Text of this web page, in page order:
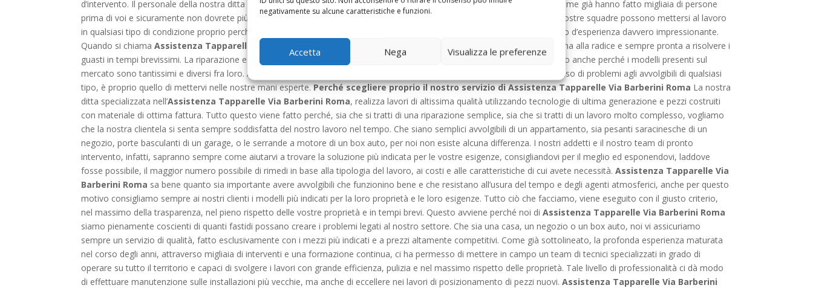
negativamente su alcune caratteristiche e funzioni.
Accetta Nega Visualizza le preferenze
d’intervento. Il personale della nostra ditta è in grado di riparare qualsiasi tipo di guasto. Affidatevi alle nostre mani capaci come già hanno fatto migliaia di persone
prima di voi e sicuramente non dovrete più preoccuparvi di questo tipo di problemi. Che sia notte fonda o giorno pieno, le nostre squadre possono mettersi al lavoro
in qualsiasi tipo di condizione proprio perché sono composte da persone altamente formate, specializzate e con un bagaglio d’esperienza davvero impressionante.
Quando si chiamaAssistenza Tapparelle Via Barberini Roma
, si contatta una ditta seria, capace di individuare il problema alla radice e sempre pronta a risolvere i
guasti in tempi brevissimi. La riparazione e la manutenzione di un’avvolgibile è un’operazione sempre molto delicata e questo anche perché i modelli presenti sul
mercato sono tantissimi e diversi fra loro. Alla luce di quanto vi abbiamo detto fino ad adesso, il consiglio che vi diamo in caso di problemi agli avvolgibili di qualsiasi
tipo, è proprio quello di mettervi nelle nostre mani esperte.Perché scegliere proprio il nostro servizio di Assistenza Tapparelle Via Barberini Roma La nostra
ditta specializzata nell’Assistenza Tapparelle Via Barberini Roma, realizza lavori di altissima qualità utilizzando tecnologie di ultima generazione e pezzi costruiti
con materiale di ottima fattura. Tutto questo viene fatto perché, sia che si tratti di una riparazione semplice, sia che si tratti di un lavoro molto complesso, vogliamo
che la nostra clientela si senta sempre soddisfatta del nostro lavoro nel tempo. Che siano semplici avvolgibili di un appartamento, sia pesanti saracinesche di un
negozio, porte basculanti di un garage, o le serrande a motore di un box auto, per noi non esiste alcuna differenza. I nostri addetti e il nostro team di pronto
intervento, infatti, sapranno sempre come aiutarvi a trovare la soluzione più indicata per le vostre esigenze, consigliandovi per il meglio ed esponendovi, laddove
fosse possibile, il maggior numero possibile di rimedi in base alla tipologia del lavoro, ai costi e alle caratteristiche di cui avete necessità.Assistenza Tapparelle Via
Barberini Roma sa bene quanto sia importante avere avvolgibili che funzionino bene e che resistano all’usura del tempo e degli agenti atmosferici, anche per questo
motivo consigliamo sempre ai nostri clienti i modelli più indicati per la loro proprietà e le loro esigenze. Tutto ciò che facciamo, viene eseguito con il giusto criterio,
nel massimo della trasparenza, nel pieno rispetto delle vostre proprietà e in tempi brevi. Questo avviene perché noi diAssistenza Tapparelle Via Barberini Roma
siamo pienamente coscienti di quanti fastidi possano creare i problemi legati al nostro settore. Che sia una casa, un negozio o un box auto, noi vi assicuriamo
sempre un servizio di qualità, fatto esclusivamente con i mezzi più indicati e a prezzi altamente competitivi. Come già sottolineato, la profonda esperienza maturata
nel corso degli anni, attraverso migliaia di interventi e una formazione continua, ci ha permesso di mettere in campo un team di tecnici specializzati in grado di
operare su tutto il territorio e capaci di svolgere i lavori con grande efficienza, pulizia e nel massimo rispetto delle proprietà. Tale livello di professionalità ci dà modo
di effettuare manutenzione sulle installazioni più vecchie, ma anche di eccellere nei lavori di posizionamento di pezzi nuovi.Assistenza Tapparelle Via Barberini